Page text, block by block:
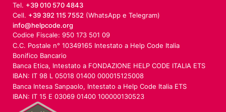
Tel. +39 010 570 4843
Cell. +39 392 115 7552 (WhatsApp e Telegram)
info@helpcode.org
Codice Fiscale: 950 173 501 09
C.C. Postale n° 10349165 Intestato a Help Code Italia
Bonifico Bancario
Banca Etica, Intestato a FONDAZIONE HELP CODE ITALIA ETS
IBAN: IT 98 L 05018 01400 000015125008
Banca Intesa Sanpaolo, Intestato a Help Code Italia ETS
IBAN: IT 15 E 03069 01400 100000130523